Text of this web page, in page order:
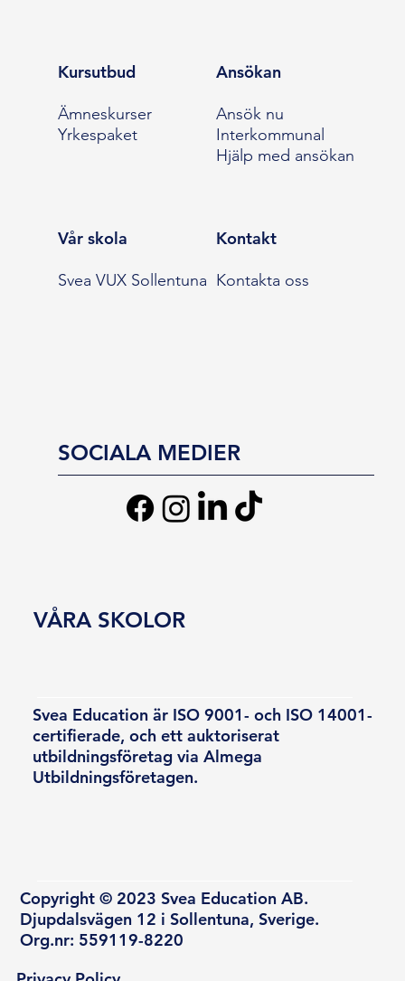
Kursutbud
Ämneskurser
Yrkespaket
Ansökan
Ansök nu
Interkommunal
Hjälp med ansökan
Vår skola
Svea VUX Sollentuna
Kontakt
Kontakta oss
SOCIALA MEDIER
Svea Education är ISO 9001- och ISO 14001-
certifierade, och ett auktoriserat
utbildningsföretag via Almega
Utbildningsföretagen.
Copyright © 2023 Svea Education AB.
Djupdalsvägen 12 i Sollentuna, Sverige.
Org.nr: 559119-8220
VÅRA SKOLOR